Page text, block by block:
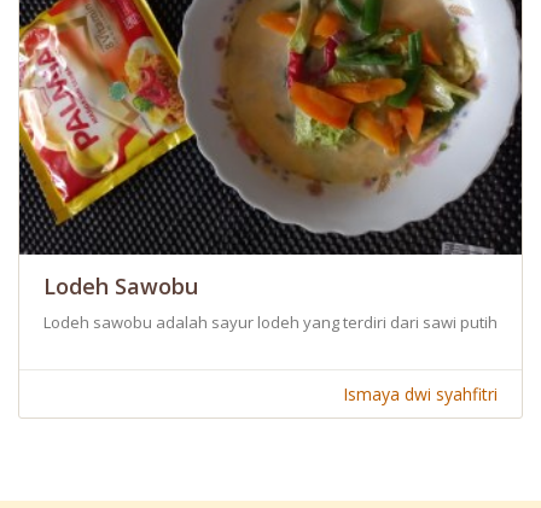
Lodeh Sawobu
Lodeh sawobu adalah sayur lodeh yang terdiri dari sawi putih,
Ismaya dwi syahfitri